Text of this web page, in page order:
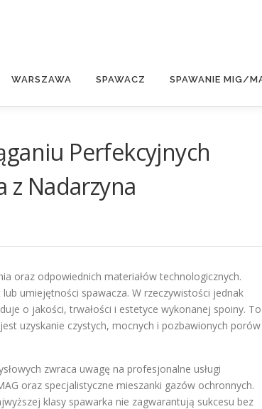
WARSZAWA SPAWACZ SPAWANIE MIG/
Perfekcyjnych
z Nadarzyna
oraz odpowiednich materiałów technologicznych.
umiejętności spawacza. W rzeczywistości jednak
o jakości, trwałości i estetyce wykonanej spoiny. To
uzyskanie czystych, mocnych i pozbawionych porów
zwraca uwagę na profesjonalne usługi
oraz specjalistyczne mieszanki gazów ochronnych.
klasy spawarka nie zagwarantują sukcesu bez